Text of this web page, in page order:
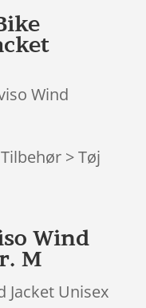
Wind
> Tøj
Wind
M
Jacket Unisex